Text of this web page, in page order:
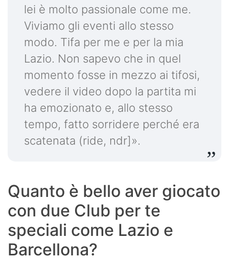
lei è molto passionale come me.
Viviamo gli eventi allo stesso
modo. Tifa per me e per la mia
Lazio. Non sapevo che in quel
momento fosse in mezzo ai tifosi,
vedere il video dopo la partita mi
ha emozionato e, allo stesso
tempo, fatto sorridere perché era
scatenata (ride, ndr]».
Quanto è bello aver giocato
con due Club per te
speciali come Lazio e
Barcellona?